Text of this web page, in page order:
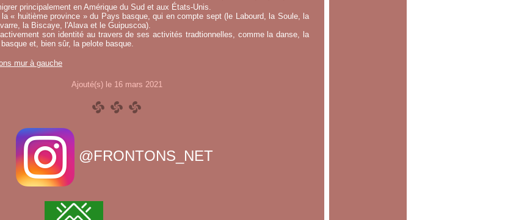
principalement en Amérique du Sud et aux États-Unis.
« huitième province » du Pays basque, qui en compte sept (le Labourd, la Soule, la
la Biscaye, l'Alava et le Guipuscoa).
son identité au travers de ses activités tradtionnelles, comme la danse, la
et, bien sûr, la pelote basque.
mur à gauche
Ajouté(s) le 16 mars 2021
@FRONTONS_NET